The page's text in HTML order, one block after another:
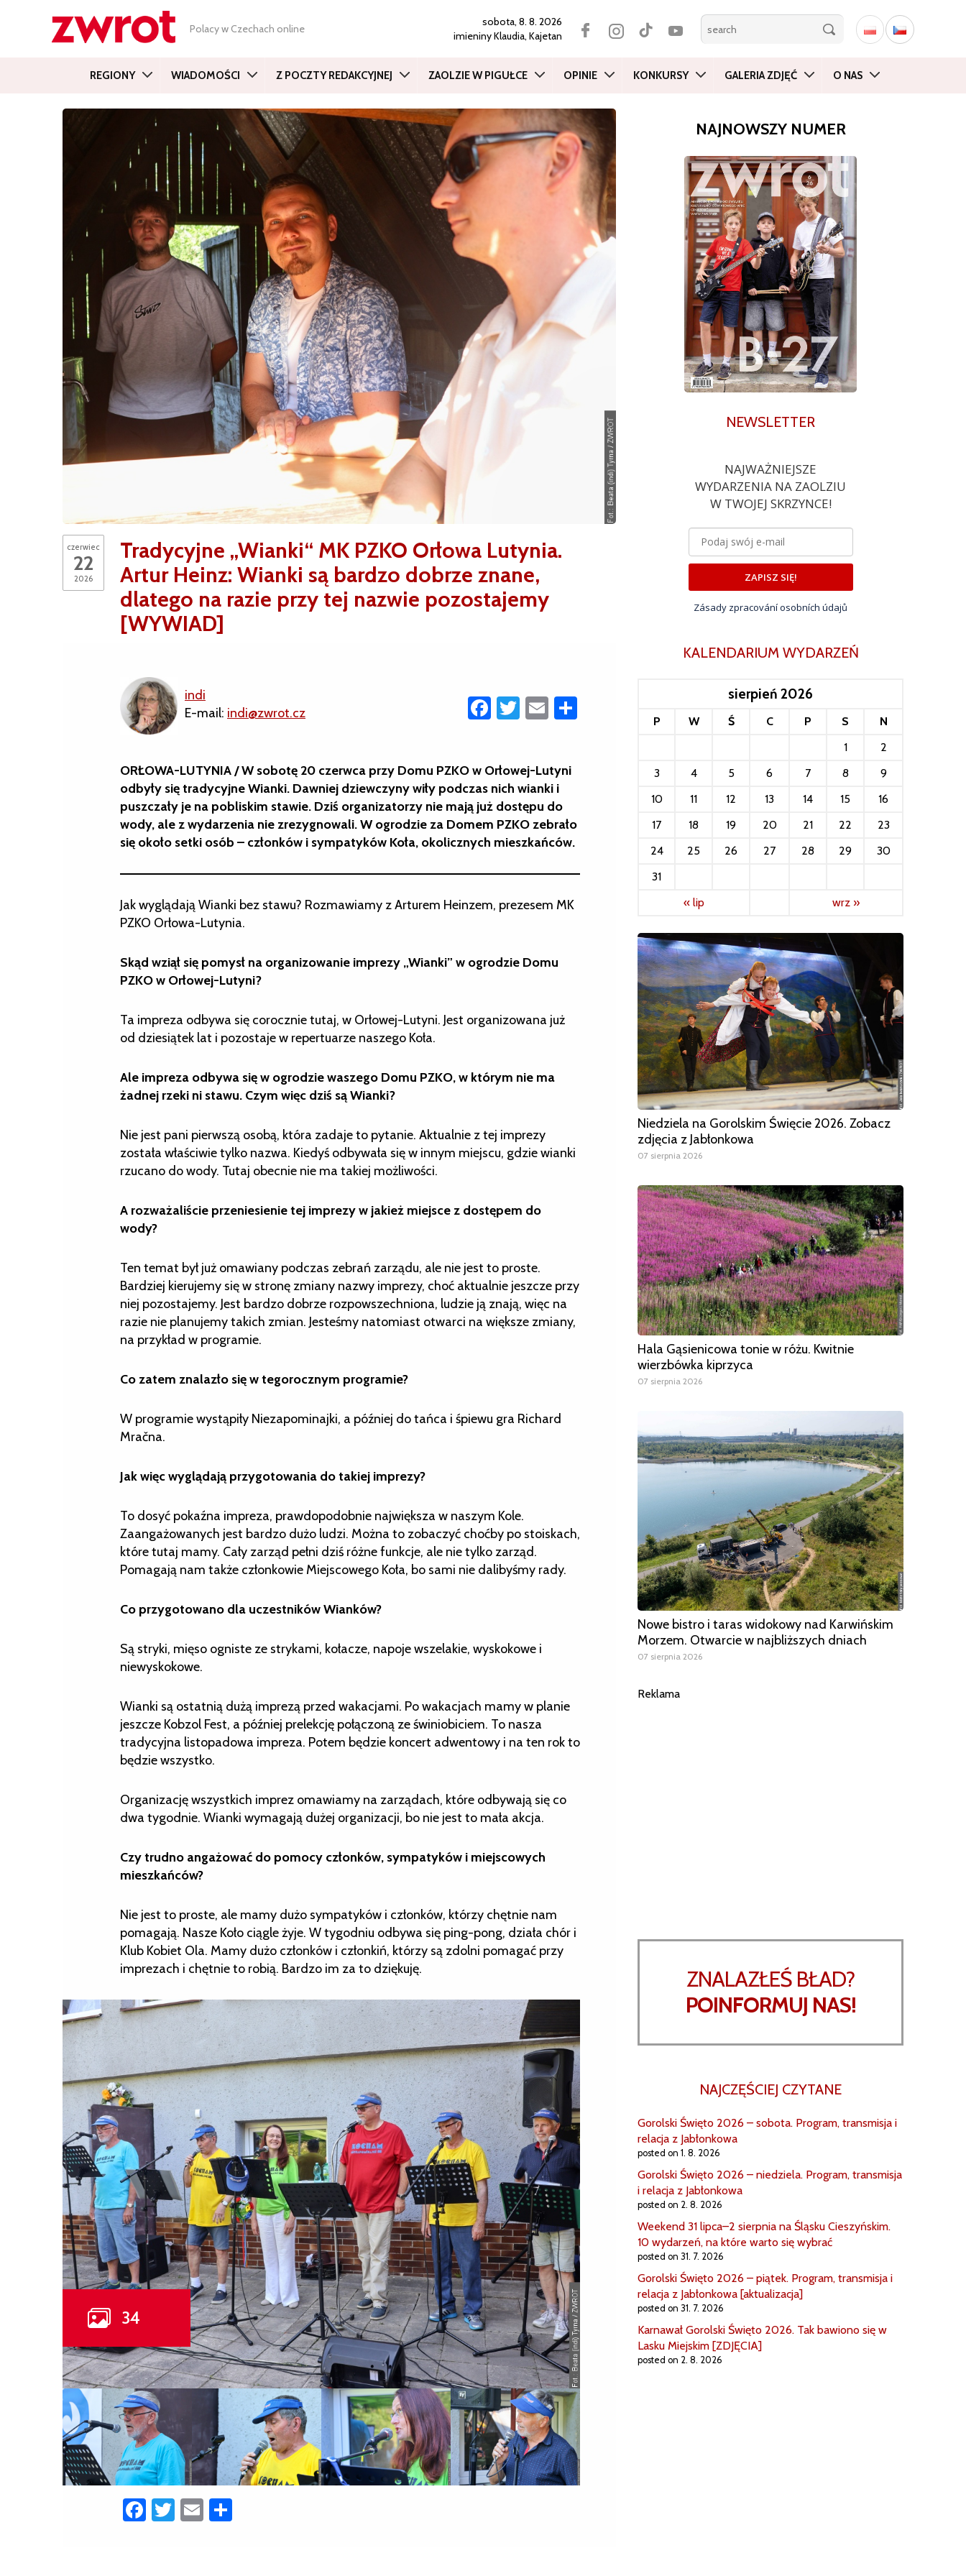
Polacy w Czechach online
sobota, 8. 8. 2026
imieninyKlaudia, Kajetan
REGIONY WIADOMOŚCI Z POCZTY REDAKCYJNEJ ZAOLZIE W PIGUŁCE OPINIE KONKURSY GALERIA ZDJĘĆ O NAS
czerwiec
22
2026
Tradycyjne „Wianki“ MK PZKO Orłowa Lutynia.
Artur Heinz: Wianki są bardzo dobrze znane,
dlatego na razie przy tej nazwie pozostajemy
[WYWIAD]
indi
E-mail: indi@zwrot.cz Facebook
Twitter
Email
ORŁOWA-LUTYNIA / W sobotę 20 czerwca przy Domu PZKO w Orłowej-Lutyni
odbyły się tradycyjne Wianki. Dawniej dziewczyny wiły podczas nich wianki i
puszczały je na pobliskim stawie. Dziś organizatorzy nie mają już dostępu do
wody, ale z wydarzenia nie zrezygnowali. W ogrodzie za Domem PZKO zebrało
się około setki osób – członków i sympatyków Koła, okolicznych mieszkańców.
Jak wyglądają Wianki bez stawu? Rozmawiamy z Arturem Heinzem, prezesem MK
PZKO Orłowa-Lutynia.
Skąd wziął się pomysł na organizowanie imprezy „Wianki” w ogrodzie Domu
PZKO w Orłowej-Lutyni?
Ta impreza odbywa się corocznie tutaj, w Orłowej-Lutyni. Jest organizowana już
od dziesiątek lat i pozostaje w repertuarze naszego Koła.
Ale impreza odbywa się w ogrodzie waszego Domu PZKO, w którym nie ma
żadnej rzeki ni stawu. Czym więc dziś są Wianki?
Nie jest pani pierwszą osobą, która zadaje to pytanie. Aktualnie z tej imprezy
została właściwie tylko nazwa. Kiedyś odbywała się w innym miejscu, gdzie wianki
rzucano do wody. Tutaj obecnie nie ma takiej możliwości.
A rozważaliście przeniesienie tej imprezy w jakież miejsce z dostępem do
wody?
Ten temat był już omawiany podczas zebrań zarządu, ale nie jest to proste.
Bardziej kierujemy się w stronę zmiany nazwy imprezy, choć aktualnie jeszcze przy
niej pozostajemy. Jest bardzo dobrze rozpowszechniona, ludzie ją znają, więc na
razie nie planujemy takich zmian. Jesteśmy natomiast otwarci na większe zmiany,
na przykład w programie.
Co zatem znalazło się w tegorocznym programie?
W programie wystąpiły Niezapominajki, a później do tańca i śpiewu gra Richard
Mračna.
Jak więc wyglądają przygotowania do takiej imprezy?
To dosyć pokaźna impreza, prawdopodobnie największa w naszym Kole.
Zaangażowanych jest bardzo dużo ludzi. Można to zobaczyć choćby po stoiskach,
które tutaj mamy. Cały zarząd pełni dziś różne funkcje, ale nie tylko zarząd.
Pomagają nam także członkowie Miejscowego Koła, bo sami nie dalibyśmy rady.
Co przygotowano dla uczestników Wianków?
Są stryki, mięso ogniste ze strykami, kołacze, napoje wszelakie, wyskokowe i
niewyskokowe.
Wianki są ostatnią dużą imprezą przed wakacjami. Po wakacjach mamy w planie
jeszcze Kobzol Fest, a później prelekcję połączoną ze świniobiciem. To nasza
tradycyjna listopadowa impreza. Potem będzie koncert adwentowy i na ten rok to
będzie wszystko.
Organizację wszystkich imprez omawiamy na zarządach, które odbywają się co
dwa tygodnie. Wianki wymagają dużej organizacji, bo nie jest to mała akcja.
Czy trudno angażować do pomocy członków, sympatyków i miejscowych
mieszkańców?
Nie jest to proste, ale mamy dużo sympatyków i członków, którzy chętnie nam
pomagają. Nasze Koło ciągle żyje. W tygodniu odbywa się ping-pong, działa chór i
Klub Kobiet Ola. Mamy dużo członków i członkiń, którzy są zdolni pomagać przy
imprezach i chętnie to robią. Bardzo im za to dziękuję.
Facebook
Twitter
Email
NAJNOWSZY NUMER
NEWSLETTER
NAJWAŻNIEJSZE
WYDARZENIA NA ZAOLZIU
W TWOJEJ SKRZYNCE!
ZAPISZ SIĘ!
Zásady zpracování osobních údajů
KALENDARIUM WYDARZEŃ
sierpień 2026
P W Ś C P S
N
1
2
3
4 5 6 7 8
9
10
11 12 13 14 15
16
17
18 19 20 21 22
23
24
25 26 27 28 29
30
31
« lip
wrz »
Niedziela na Gorolskim Święcie 2026. Zobacz
zdjęcia z Jabłonkowa
07 sierpnia 2026
Hala Gąsienicowa tonie w różu. Kwitnie
wierzbówka kiprzyca
07 sierpnia 2026
Nowe bistro i taras widokowy nad Karwińskim
Morzem. Otwarcie w najbliższych dniach
07 sierpnia 2026
Reklama
ZNALAZŁEŚ BŁAD?
POINFORMUJ NAS!
NAJCZĘŚCIEJ CZYTANE
Gorolski Święto 2026 – sobota. Program, transmisja i
relacja z Jabłonkowa
posted on 1. 8. 2026
Gorolski Święto 2026 – niedziela. Program, transmisja
i relacja z Jabłonkowa
posted on 2. 8. 2026
Weekend 31 lipca–2 sierpnia na Śląsku Cieszyńskim.
10 wydarzeń, na które warto się wybrać
posted on 31. 7. 2026
Gorolski Święto 2026 – piątek. Program, transmisja i
relacja z Jabłonkowa [aktualizacja]
posted on 31. 7. 2026
Karnawał Gorolski Święto 2026. Tak bawiono się w
Lasku Miejskim [ZDJĘCIA]
posted on 2. 8. 2026